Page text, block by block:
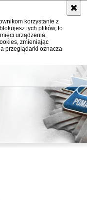
korzystanie z
tych plików, to
urządzenia.
zmieniając
przeglądarki oznacza